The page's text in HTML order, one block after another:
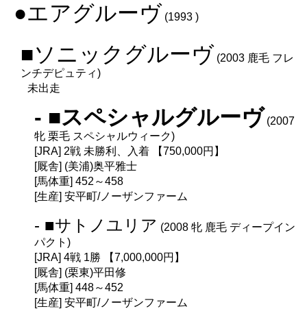
●エアグルーヴ (1993 )
■ソニックグルーヴ (2003 鹿毛 フレ
ンチデピュティ)
未出走
- ■スペシャルグルーヴ (2007
牝 栗毛 スペシャルウィーク)
[JRA] 2戦 未勝利、入着 【750,000円】
[厩舎] (美浦)奥平雅士
[馬体重] 452～458
[生産] 安平町/ノーザンファーム
- ■サトノユリア (2008 牝 鹿毛 ディープイン
パクト)
[JRA] 4戦 1勝 【7,000,000円】
[厩舎] (栗東)平田修
[馬体重] 448～452
[生産] 安平町/ノーザンファーム